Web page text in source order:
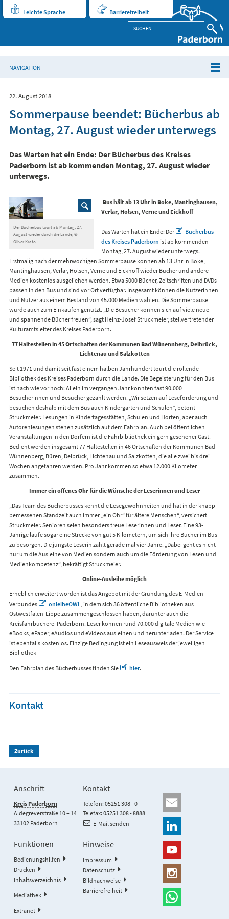
Leichte Sprache Barrierefreiheit
NAVIGATION
22. August 2018
Sommerpause beendet: Bücherbus ab
Montag, 27. August wieder unterwegs
Das Warten hat ein Ende: Der Bücherbus des Kreises
Paderborn ist ab kommenden Montag, 27. August wieder
unterwegs.
Der Bücherbus tourt ab Montag, 27.
August wieder durch die Lande, ©
Oliver Krato
Bus hält ab 13 Uhr in Boke, Mantinghausen,
Verlar, Holsen, Verne und Eickhoff
Das Warten hat ein Ende: Der
Bücherbus
des Kreises Paderborn ist ab kommenden
Montag, 27. August wieder unterwegs.
Erstmalig nach der mehrwöchigen Sommerpause können ab 13 Uhr in Boke,
Mantinghausen, Verlar, Holsen, Verne und Eickhoff wieder Bücher und andere
Medien kostenlos ausgeliehen werden. Etwa 5000 Bücher, Zeitschriften und DVDs
passen in den Bus und sind vor Ort verfügbar. Insgesamt können die Nutzerinnen
und Nutzer aus einem Bestand von 45.000 Medien wählen. Die Sommerpause
wurde auch zum Einkaufen genutzt. „Die Besucher können sich auf viele neue
und spannende Bücher freuen“, sagt Heinz-Josef Struckmeier, stellvertretender
Kulturamtsleiter des Kreises Paderborn.
77 Haltestellen in 45 Ortschaften der Kommunen Bad Wünennberg, Delbrück,
Lichtenau und Salzkotten
Seit 1971 und damit seit fast einem halben Jahrhundert tourt die rollende
Bibliothek des Kreises Paderborn durch die Lande. Die Begeisterung für den Bus
ist nach wie vor hoch: Allein im vergangen Jahr konnten fast 90.000
Besucherinnen und Besucher gezählt werden. „Wir setzen auf Leseförderung und
besuchen deshalb mit dem Bus auch Kindergärten und Schulen“, betont
Struckmeier. Lesungen in Kindertagesstätten, Schulen und Horten, aber auch
Autorenlesungen stehen zusätzlich auf dem Fahrplan. Auch bei öffentlichen
Veranstaltungen in den Dörfern ist die Fahrbibliothek ein gern gesehener Gast.
Bedient werden insgesamt 77 Haltestellen in 46 Ortschaften der Kommunen Bad
Wünnenberg, Büren, Delbrück, Lichtenau und Salzkotten, die alle zwei bis drei
Wochen angefahren werden. Pro Jahr kommen so etwa 12.000 Kilometer
zusammen.
Immer ein offenes Ohr für die Wünsche der Leserinnen und Leser
„Das Team des Bücherbusses kennt die Lesegewohnheiten und hat in der knapp
bemessenen Standzeit auch immer „ein Ohr“ für ältere Menschen“, versichert
Struckmeier. Senioren seien besonders treue Leserinnen und Leser. Eine 93-
Jährige laufe sogar eine Strecke von gut 5 Kilometern, um sich ihre Bücher im Bus
zu besorgen. Die jüngste Leserin zählt gerade mal vier Jahre. „Dabei geht es nicht
nur um die Ausleihe von Medien sondern auch um die Förderung von Lesen und
Medienkompetenz“, bekräftigt Struckmeier.
Online-Ausleihe möglich
Erheblich erweitert worden ist das Angebot mit der Gründung des E-Medien-
Verbundes
onleiheOWL, in dem sich 36 öffentliche Bibliotheken aus
Ostwestfalen-Lippe zusammengeschlossen haben, darunter auch die
Kreisfahrbücherei Paderborn. Leser können rund 70.000 digitale Medien wie
eBooks, ePaper, eAudios und eVideos ausleihen und herunterladen. Der Service
ist ebenfalls kostenlos. Einzige Bedingung ist ein Leseausweis der jeweiligen
Bibliothek
Den Fahrplan des Bücherbusses finden Sie
hier.
Kontakt
Zurück
Anschrift
Kreis Paderborn
Aldegreverstraße 10 – 14
33102 Paderborn
Kontakt
Telefon: 05251 308 - 0
Telefax: 05251 308 - 8888
E-Mail senden
Funktionen
Bedienungshilfen
Drucken
Inhaltsverzeichnis
Mediathek
Extranet
Hinweise
Impressum
Datenschutz
Bildnachweise
Barrierefreiheit